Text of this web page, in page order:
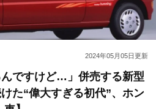
2024年05月05日更新
んですけど…」併売する新型
た“偉大すぎる初代”、ホン